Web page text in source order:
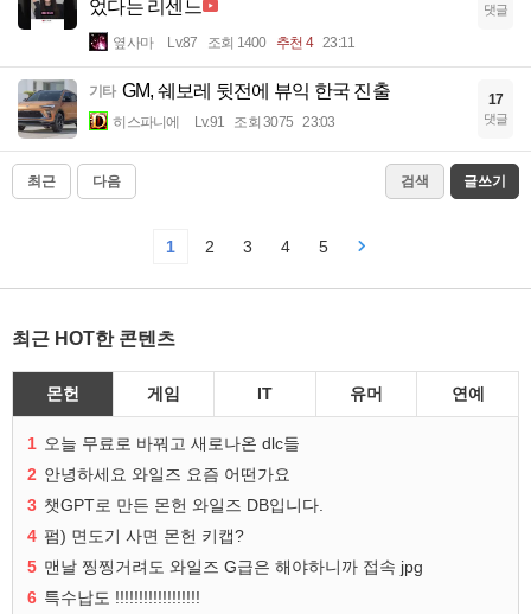
었다는 리센느
옆사마 Lv.87 조회 1400 추천 4 23:11
댓글
기타 GM, 쉐보레 뒷전에 뷰익 한국 진출
히스파니에 Lv.91 조회 3075 23:03
17
댓글
최근 다음 검색 글쓰기
1 2 3 4 5
최근 HOT한 콘텐츠
몬헌 게임 IT 유머 연예
1 오늘 무료로 바꿔고 새로나온 dlc들
2 안녕하세요 와일즈 요즘 어떤가요
3 챗GPT로 만든 몬헌 와일즈 DB입니다.
4 펌) 면도기 사면 몬헌 키캡?
5 맨날 찡찡거려도 와일즈 G급은 해야하니까 접속 jpg
6 특수납도 !!!!!!!!!!!!!!!!!!